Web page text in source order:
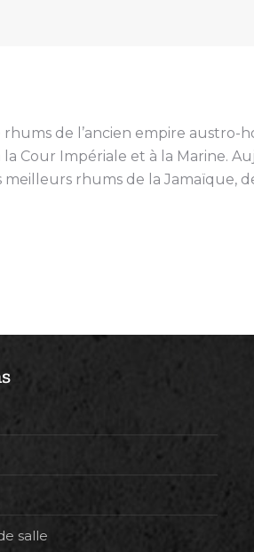
de l’ancien empire austro-
Cour Impériale et à la Marine.
rhums de la Jamaïque,
salle